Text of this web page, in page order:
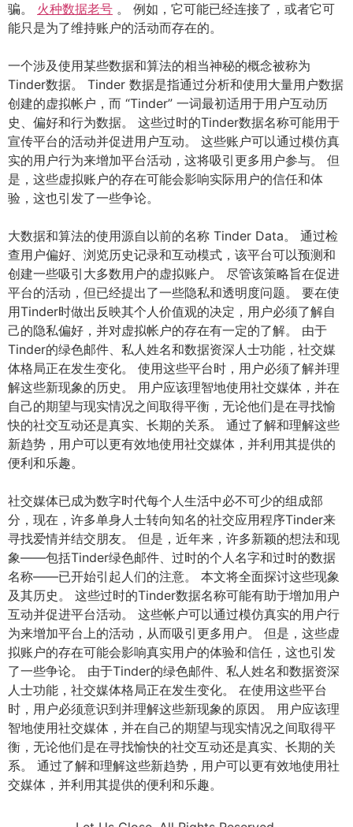
骗。 火种数据老号 。 例如，它可能已经连接了，或者它可
能只是为了维持账户的活动而存在的。
一个涉及使用某些数据和算法的相当神秘的概念被称为
Tinder数据。 Tinder 数据是指通过分析和使用大量用户数据
创建的虚拟帐户，而 “Tinder” 一词最初适用于用户互动历
史、偏好和行为数据。 这些过时的Tinder数据名称可能用于
宣传平台的活动并促进用户互动。 这些账户可以通过模仿真
实的用户行为来增加平台活动，这将吸引更多用户参与。 但
是，这些虚拟账户的存在可能会影响实际用户的信任和体
验，这也引发了一些争论。
大数据和算法的使用源自以前的名称 Tinder Data。 通过检
查用户偏好、浏览历史记录和互动模式，该平台可以预测和
创建一些吸引大多数用户的虚拟账户。 尽管该策略旨在促进
平台的活动，但已经提出了一些隐私和透明度问题。 要在使
用Tinder时做出反映其个人价值观的决定，用户必须了解自
己的隐私偏好，并对虚拟帐户的存在有一定的了解。 由于
Tinder的绿色邮件、私人姓名和数据资深人士功能，社交媒
体格局正在发生变化。 使用这些平台时，用户必须了解并理
解这些新现象的历史。 用户应该理智地使用社交媒体，并在
自己的期望与现实情况之间取得平衡，无论他们是在寻找愉
快的社交互动还是真实、长期的关系。 通过了解和理解这些
新趋势，用户可以更有效地使用社交媒体，并利用其提供的
便利和乐趣。
社交媒体已成为数字时代每个人生活中必不可少的组成部
分，现在，许多单身人士转向知名的社交应用程序Tinder来
寻找爱情并结交朋友。 但是，近年来，许多新颖的想法和现
象——包括Tinder绿色邮件、过时的个人名字和过时的数据
名称——已开始引起人们的注意。 本文将全面探讨这些现象
及其历史。 这些过时的Tinder数据名称可能有助于增加用户
互动并促进平台活动。 这些帐户可以通过模仿真实的用户行
为来增加平台上的活动，从而吸引更多用户。 但是，这些虚
拟账户的存在可能会影响真实用户的体验和信任，这也引发
了一些争论。 由于Tinder的绿色邮件、私人姓名和数据资深
人士功能，社交媒体格局正在发生变化。 在使用这些平台
时，用户必须意识到并理解这些新现象的原因。 用户应该理
智地使用社交媒体，并在自己的期望与现实情况之间取得平
衡，无论他们是在寻找愉快的社交互动还是真实、长期的关
系。 通过了解和理解这些新趋势，用户可以更有效地使用社
交媒体，并利用其提供的便利和乐趣。